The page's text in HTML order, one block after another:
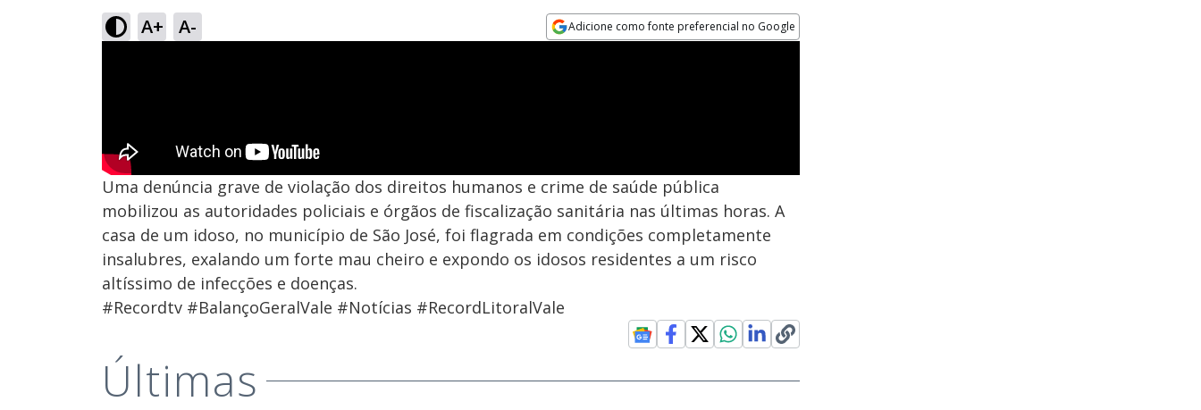
A+ A- Adicione como fonte preferencial no Google
Uma denúncia grave de violação dos direitos humanos e crime de saúde pública
mobilizou as autoridades policiais e órgãos de fiscalização sanitária nas últimas horas. A
casa de um idoso, no município de São José, foi flagrada em condições completamente
insalubres, exalando um forte mau cheiro e expondo os idosos residentes a um risco
altíssimo de infecções e doenças.
#Recordtv #BalançoGeralVale #Notícias #RecordLitoralVale
Últimas